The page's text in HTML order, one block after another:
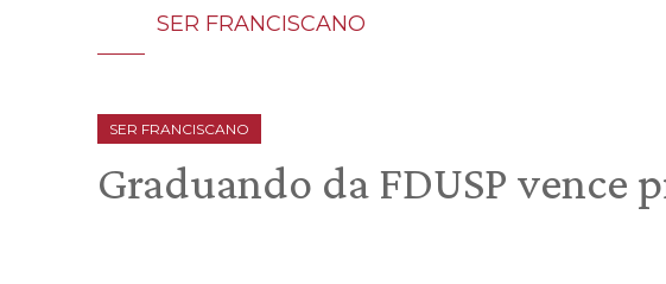
SER FRANCISCANO
SER FRANCISCANO
Graduando da FDUSP